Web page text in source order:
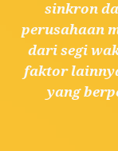
sinkron
perusahaan
dari segi
faktor
yang